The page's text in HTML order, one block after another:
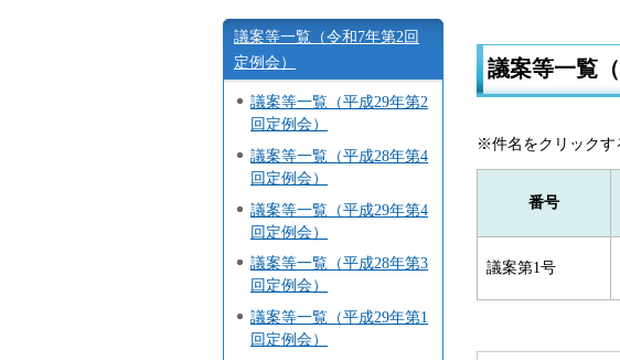
議案等一覧（令和7年第2回
定例会）
議案等一覧（平成29年第2
回定例会）
議案等一覧（平成28年第4
回定例会）
議案等一覧（平成29年第4
回定例会）
議案等一覧（平成28年第3
回定例会）
議案等一覧（平成29年第1
回定例会）
議案等一覧
※件名をクリックす
番号
議案第1号